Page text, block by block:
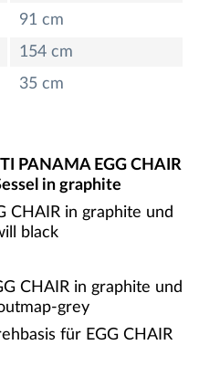
91 cm
154 cm
35 cm
PANAMA EGG CHAIR
in graphite
CHAIR in graphite und
black
CHAIR in graphite und
grey
für EGG CHAIR